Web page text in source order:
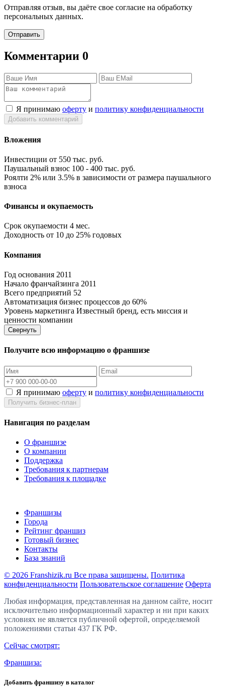
Отправляя отзыв, вы даёте свое согласие на обработку
персональных данных.
Отправить
Комментарии 0
Я принимаю оферту и политику конфиденциальности
Добавить комментарий
Вложения
Инвестиции от 550 тыс. руб.
Паушальный взнос 100 - 400 тыс. руб.
Роялти 2% или 3.5% в зависимости от размера паушального
взноса
Финансы и окупаемость
Срок окупаемости 4 мес.
Доходность от 10 до 25% годовых
Компания
Год основания 2011
Начало франчайзинга 2011
Всего предприятий 52
Автоматизация бизнес процессов до 60%
Уровень маркетинга Известный бренд, есть миссия и
ценности компании
Свернуть
Получите всю информацию о франшизе
Я принимаю оферту и политику конфиденциальности
Получить бизнес-план
Навигация по разделам
О франшизе
О компании
Поддержка
Требования к партнерам
Требования к площадке
Франшизы
Города
Рейтинг франшиз
Готовый бизнес
Контакты
База знаний
© 2026 Franshizik.ru Все права защищены. Политика
конфиденциальности Пользовательское соглашение Оферта
Любая информация, представленная на данном сайте, носит
исключительно информационный характер и ни при каких
условиях не является публичной офертой, определяемой
положениями статьи 437 ГК РФ.
Сейчас смотрят:
Франшиза:
Добавить франшизу в каталог